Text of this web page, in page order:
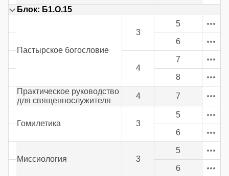
Блок: Б1.О.15
Пастырское богословие
3
5
6
4
7
8
Практическое руководство
для священнослужителя
4 7
Гомилетика 3
5
6
Миссиология 3
5
6